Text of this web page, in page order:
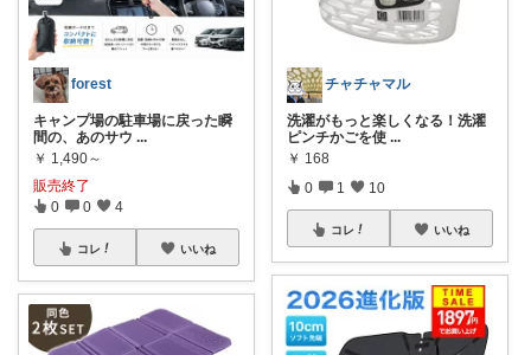
forest
キャンプ場の駐車場に戻った瞬
間の、あのサウ ...
￥ 1,490～
販売終了
0 0 4
コレ いいね
チャチャマル
洗濯がもっと楽しくなる！洗濯
ピンチかごを使 ...
￥ 168
0 1 10
コレ いいね